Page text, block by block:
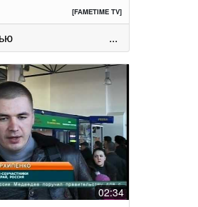
[FAMETIME TV]
...
02:34